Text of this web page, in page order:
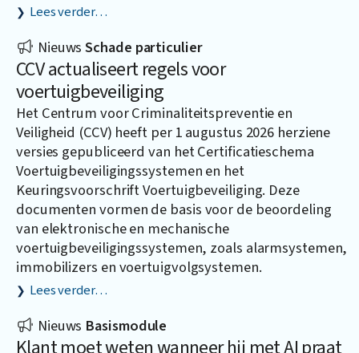
Lees verder…
NieuwsSchade particulier
CCV actualiseert regels voor
voertuigbeveiliging
Het Centrum voor Criminaliteitspreventie en
Veiligheid (CCV) heeft per 1 augustus 2026 herziene
versies gepubliceerd van het Certificatieschema
Voertuigbeveiligingssystemen en het
Keuringsvoorschrift Voertuigbeveiliging. Deze
documenten vormen de basis voor de beoordeling
van elektronische en mechanische
voertuigbeveiligingssystemen, zoals alarmsystemen,
immobilizers en voertuigvolgsystemen.
Lees verder…
Nieuws Basismodule